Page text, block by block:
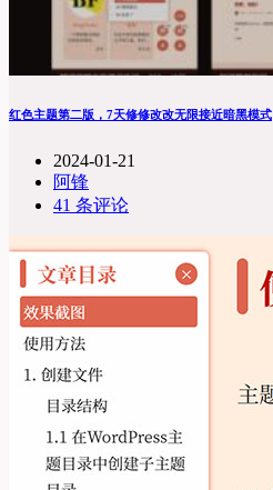
红色主题第二版，7天修修改改无限接近暗黑模式
2024-01-21
阿锋
41 条评论